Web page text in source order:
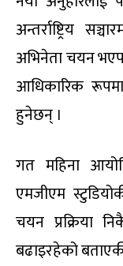
अन्तर्राष्ट्रिय
अभिनेता चयन
आधिकारिक
हुनेछन् ।
गत महिना
एमजीएम
चयन प्रक्रिया
बढाइरहेको